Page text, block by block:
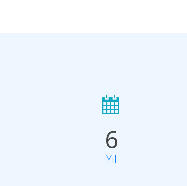
6
Yıl